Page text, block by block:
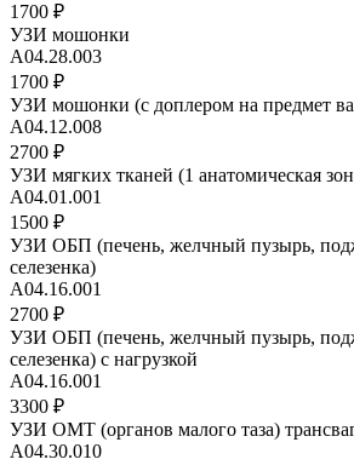
1700 ₽
УЗИ мошонки
А04.28.003
1700 ₽
УЗИ мошонки (с доплером на предмет
А04.12.008
2700 ₽
УЗИ мягких тканей (1 анатомическая
А04.01.001
1500 ₽
УЗИ ОБП (печень, желчный пузырь,
селезенка)
A04.16.001
2700 ₽
УЗИ ОБП (печень, желчный пузырь,
селезенка) с нагрузкой
А04.16.001
3300 ₽
УЗИ ОМТ (органов малого таза)
А04.30.010